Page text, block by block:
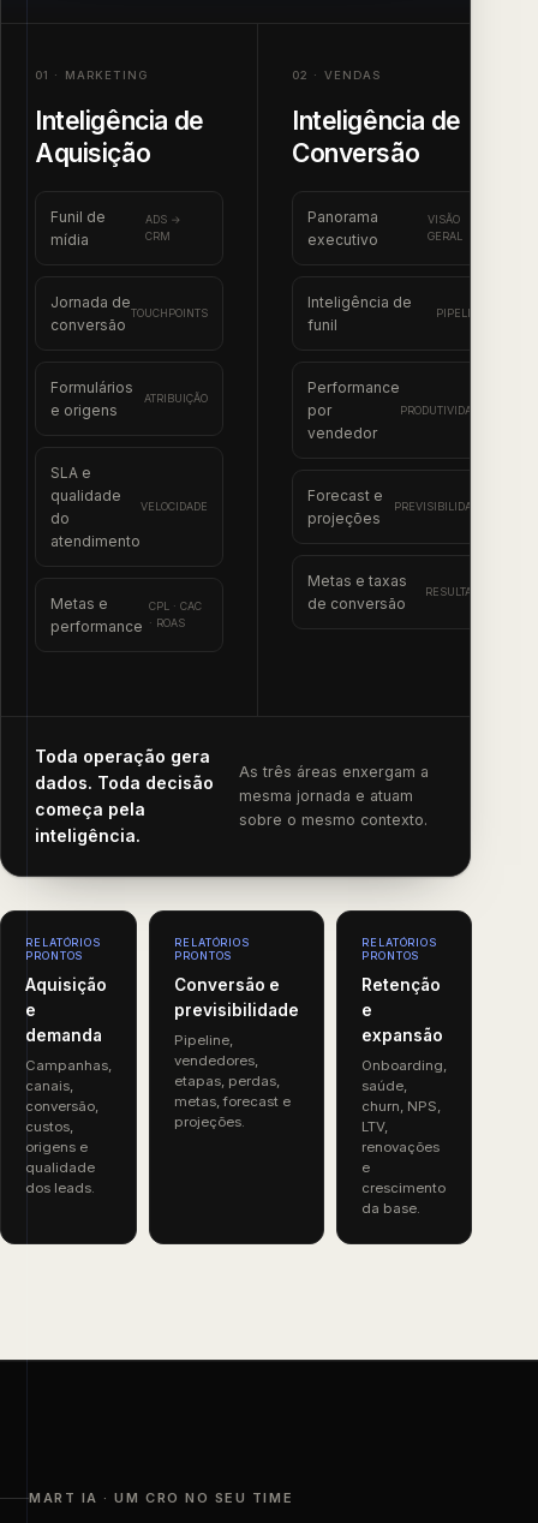
01 · MARKETING
Inteligência de
Aquisição
Funil de
mídia
ADS →
CRM
Jornada de
conversão
TOUCHPOINTS
Formulários
e origens
ATRIBUIÇÃO
SLA e
qualidade
do
atendimento
VELOCIDADE
Metas e
performance
CPL · CAC
· ROAS
02 · VENDAS
Inteligência de
Conversão
Panorama
executivo
VISÃO
GERAL
Inteligência de
funil
PIPELINE
Performance
por
vendedor
PRODUTIVIDADE
Forecast e
projeções
PREVISIBILIDADE
Metas e taxas
de conversão
RESULTADO
Toda operação gera
dados. Toda decisão
começa pela
inteligência.
As três áreas enxergam a
mesma jornada e atuam
sobre o mesmo contexto.
RELATÓRIOS
PRONTOS
Aquisição
e
demanda
Campanhas,
canais,
conversão,
custos,
origens e
qualidade
dos leads.
RELATÓRIOS
PRONTOS
Conversão e
previsibilidade
Pipeline,
vendedores,
etapas, perdas,
metas, forecast e
projeções.
RELATÓRIOS
PRONTOS
Retenção
e
expansão
Onboarding,
saúde,
churn, NPS,
LTV,
renovações
e
crescimento
da base.
MART IA · UM CRO NO SEU TIME